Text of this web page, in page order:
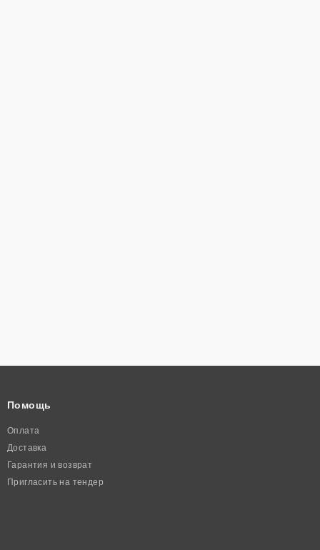
Помощь
Оплата
Доставка
Гарантия и возврат
Пригласить на тендер